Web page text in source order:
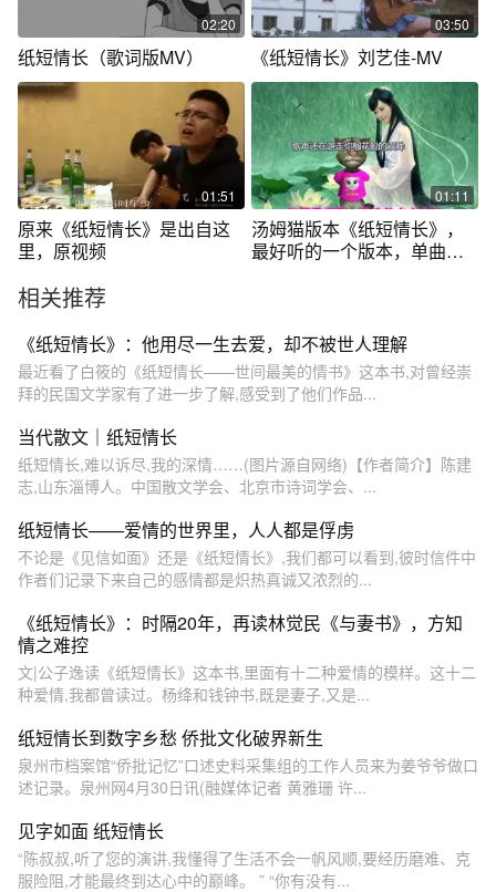
02:20
纸短情长（歌词版MV）
03:50
《纸短情长》刘艺佳-MV
01:51
原来《纸短情长》是出自这
里，原视频
01:11
汤姆猫版本《纸短情长》，
最好听的一个版本，单曲循
相关推荐
《纸短情长》：他用尽一生去爱，却不被世人理解
最近看了白筱的《纸短情长——世间最美的情书》这本书,对曾经崇
拜的民国文学家有了进一步了解,感受到了他们作品...
当代散文｜纸短情长
纸短情长,难以诉尽,我的深情……(图片源自网络)【作者简介】陈建
志,山东淄博人。中国散文学会、北京市诗词学会、...
纸短情长——爱情的世界里，人人都是俘虏
不论是《见信如面》还是《纸短情长》,我们都可以看到,彼时信件中
作者们记录下来自己的感情都是炽热真诚又浓烈的...
《纸短情长》：时隔20年，再读林觉民《与妻书》，方知
情之难控
文|公子逸读《纸短情长》这本书,里面有十二种爱情的模样。这十二
种爱情,我都曾读过。杨绛和钱钟书,既是妻子,又是...
纸短情长到数字乡愁 侨批文化破界新生
泉州市档案馆“侨批记忆”口述史料采集组的工作人员来为姜爷爷做口
述记录。泉州网4月30日讯(融媒体记者 黄雅珊 许...
见字如面 纸短情长
“陈叔叔,听了您的演讲,我懂得了生活不会一帆风顺,要经历磨难、克
服险阻,才能最终到达心中的巅峰。 ” “你有没有...